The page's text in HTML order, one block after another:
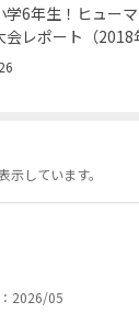
学6年生！ヒュー
レポート（2018
示しています。
2026/05